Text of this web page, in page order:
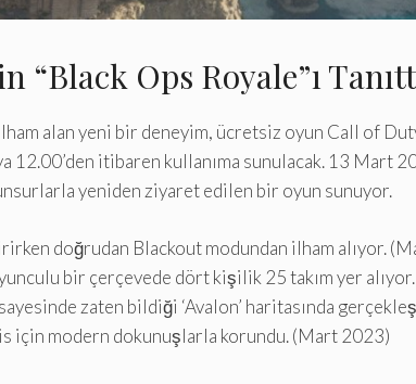
Ops Royale”ı
alan yeni bir deneyim, ücretsiz oyun Call of
itibaren kullanıma sunulacak. 13 Mart
yeniden ziyaret edilen bir oyun sunuyor.
doğrudan Blackout modundan ilham alıyor.
bir çerçevede dört kişilik 25 takım yer
zaten bildiği ‘Avalon’ haritasında
için modern dokunuşlarla korundu. (Mart 2023)